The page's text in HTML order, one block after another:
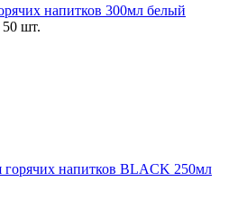
напитков 300мл белый
50 шт.